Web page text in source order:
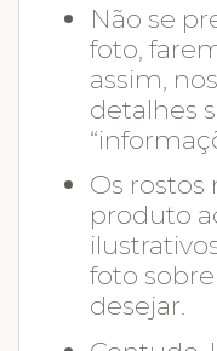
Não se
foto,
assim,
detalhes
Os rostos
produto
foto
desejar.